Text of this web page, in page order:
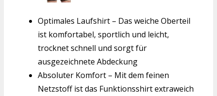
Optimales Laufshirt – Das weiche Oberteil
ist komfortabel, sportlich und leicht,
trocknet schnell und sorgt für
ausgezeichnete Abdeckung
Absoluter Komfort – Mit dem feinen
Netzstoff ist das Funktionsshirt extraweich